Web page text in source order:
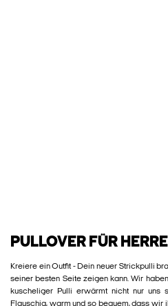
PULLOVER FÜR
Kreiere ein Outfit - Dein neuer Strickpulli
seiner besten Seite zeigen kann. Wir
kuscheliger Pulli erwärmt nicht nur uns
Flauschig, warm und so bequem, dass wir